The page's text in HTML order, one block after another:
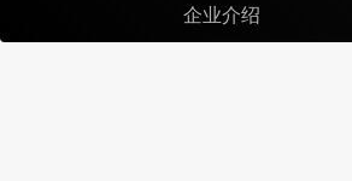
企业介绍